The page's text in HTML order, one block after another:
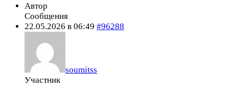
Автор
Сообщения
22.05.2026 в 06:49 #96288
soumitss
Участник